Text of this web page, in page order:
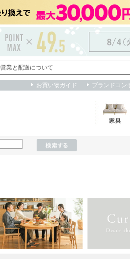
買い物かご お知らせ myクーポン 閲覧履歴